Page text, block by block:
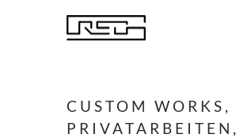
CUSTOM WORKS,
PRIVATARBEITEN,